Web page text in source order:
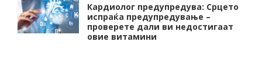
Кардиолог предупредува: Срцето
испраќа предупредување –
проверете дали ви недостигаат
овие витамини